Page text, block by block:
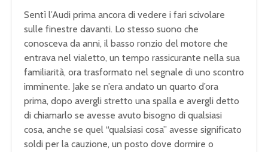
Sentì l’Audi prima ancora di vedere i fari scivolare
sulle finestre davanti. Lo stesso suono che
conosceva da anni, il basso ronzio del motore che
entrava nel vialetto, un tempo rassicurante nella sua
familiarità, ora trasformato nel segnale di uno scontro
imminente. Jake se n’era andato un quarto d’ora
prima, dopo avergli stretto una spalla e avergli detto
di chiamarlo se avesse avuto bisogno di qualsiasi
cosa, anche se quel “qualsiasi cosa” avesse significato
soldi per la cauzione, un posto dove dormire o